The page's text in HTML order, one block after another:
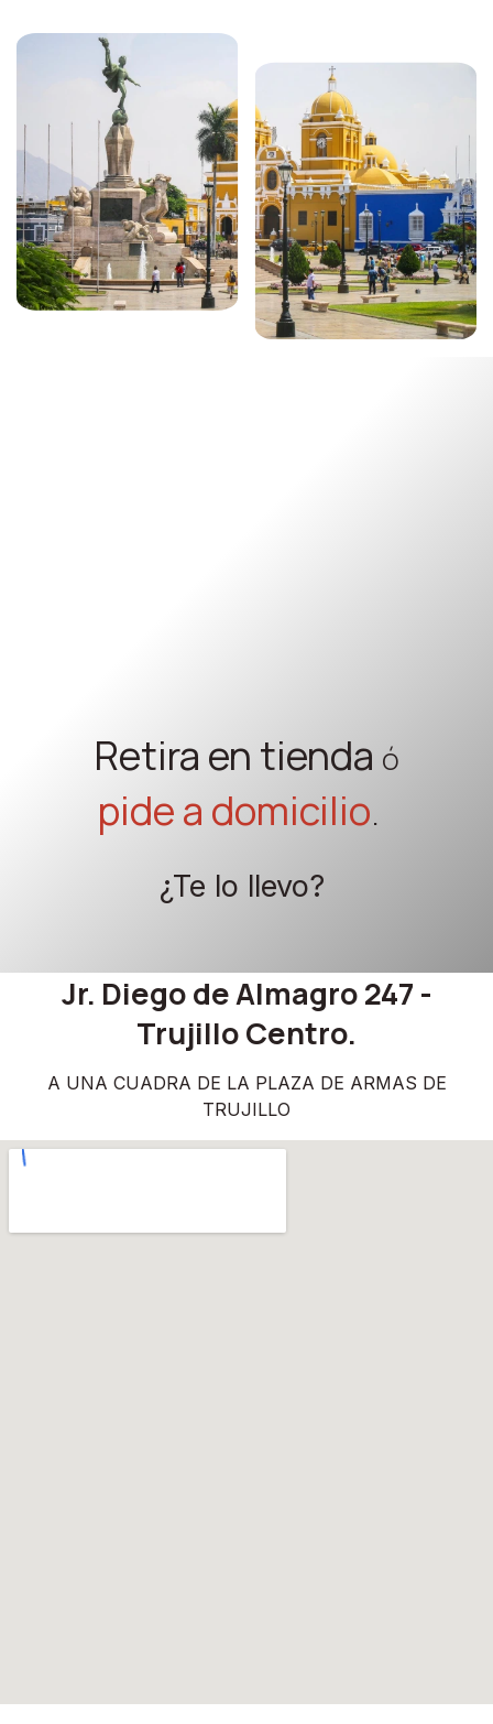
Retira en tienda ó
pide a domicilio.
¿Te lo llevo?
Jr. Diego de Almagro 247 -
Trujillo Centro.
A UNA CUADRA DE LA PLAZA DE ARMAS DE
TRUJILLO